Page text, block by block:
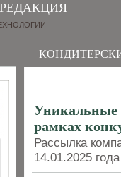
РЕДАКЦИЯ
Уникальные
рамках
Рассылка
14.01.2025 года